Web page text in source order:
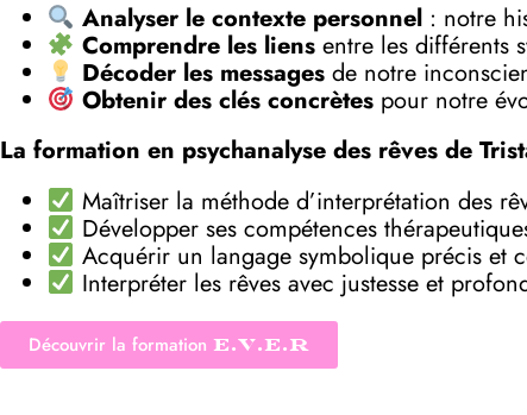
Analyser le contexte personnel: notre
Comprendre les liensentre les différents
Décoder les messagesde notre
Obtenir des clés concrètespour notre
La formation en psychanalyse des rêves de
Maîtriser la méthode d’interprétation des
Développer ses compétences
Acquérir un langage symbolique précis et
Interpréter les rêves avec justesse et
Découvrir la formation E.V.E.R